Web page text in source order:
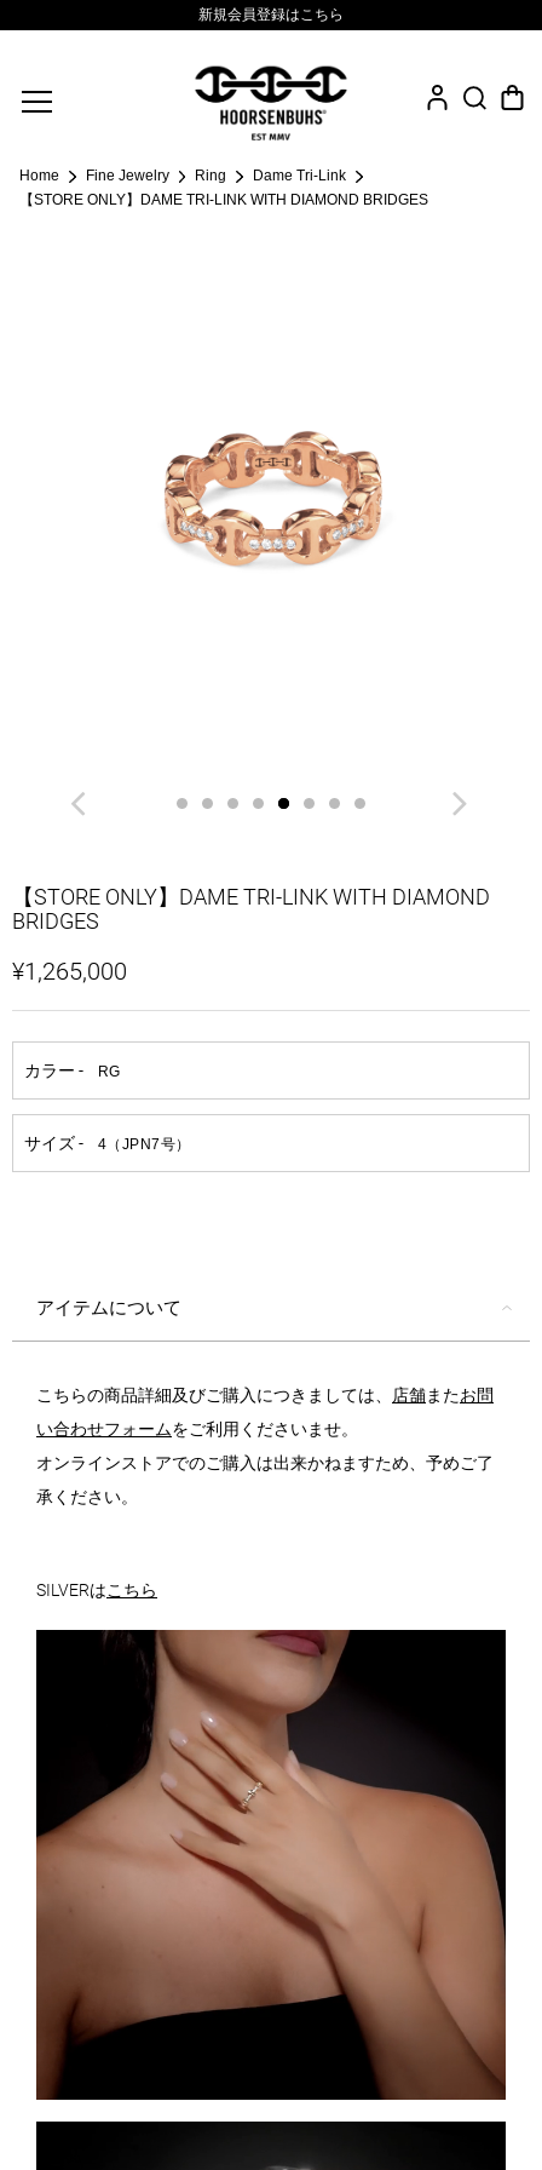
.925 Sterling
新規会員登録はこちら
Home Fine Jewelry Ring
Dame Tri-Link
【STORE ONLY】DAME TRI-LINK WITH DIAMOND BRIDGES
【STORE ONLY】DAME TRI-LINK WITH DIAMOND
BRIDGES
¥1,265,000
アイテムについて
こちらの商品詳細及びご購入につきましては、 店舗またお問
い合わせフォームをご利用くださいませ。
オンラインストアでのご購入は出来かねますため、予めご了
承ください。
SILVERはこちら